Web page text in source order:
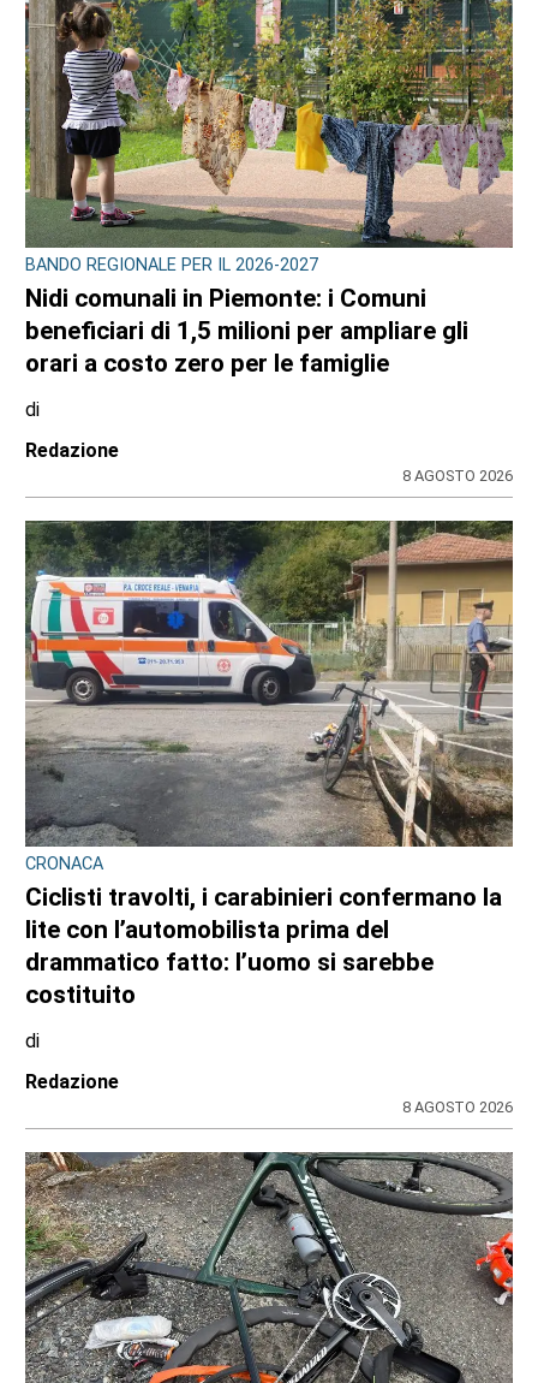
BANDO REGIONALE PER IL 2026-2027
Nidi comunali in Piemonte: i Comuni
beneficiari di 1,5 milioni per ampliare gli
orari a costo zero per le famiglie
di
Redazione
8 AGOSTO 2026
CRONACA
Ciclisti travolti, i carabinieri confermano la
lite con l’automobilista prima del
drammatico fatto: l’uomo si sarebbe
costituito
di
Redazione
8 AGOSTO 2026